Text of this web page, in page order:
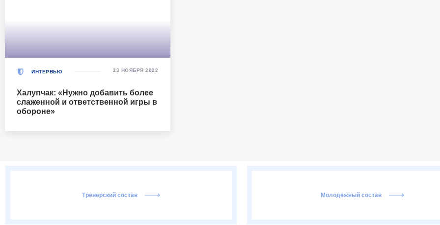
ИНТЕРВЬЮ
Халупчак: «Нужно добавить более
слаженной и ответственной игры в
обороне»
23 НОЯБРЯ 2022
Тренерский состав Молодёжный состав